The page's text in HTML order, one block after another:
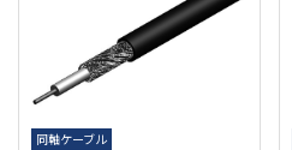
同軸ケーブル